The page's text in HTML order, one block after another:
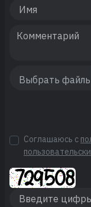
Соглашаюсь с